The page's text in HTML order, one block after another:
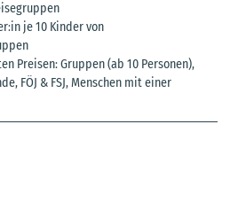
je 10 Kinder von
Preisen: Gruppen (ab 10 Personen),
FÖJ & FSJ, Menschen mit einer